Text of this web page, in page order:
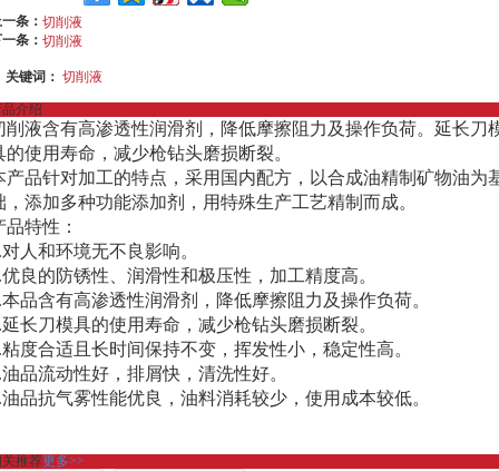
条： 切削液
条： 切削液
关键词： 切削液
介绍
削液含有高渗透性润滑剂，降低摩擦阻力及操作负荷。延长刀
的使用寿命，减少枪钻头磨损断裂。
产品针对加工的特点，采用国内配方，以合成油精制矿物油为
，添加多种功能添加剂，用特殊生产工艺精制而成。
品特性：
人和环境无不良影响。
良的防锈性、润滑性和极压性，加工精度高。
品含有高渗透性润滑剂，降低摩擦阻力及操作负荷。
长刀模具的使用寿命，减少枪钻头磨损断裂。
度合适且长时间保持不变，挥发性小，稳定性高。
品流动性好，排屑快，清洗性好。
品抗气雾性能优良，油料消耗较少，使用成本较低。
推荐更多>>